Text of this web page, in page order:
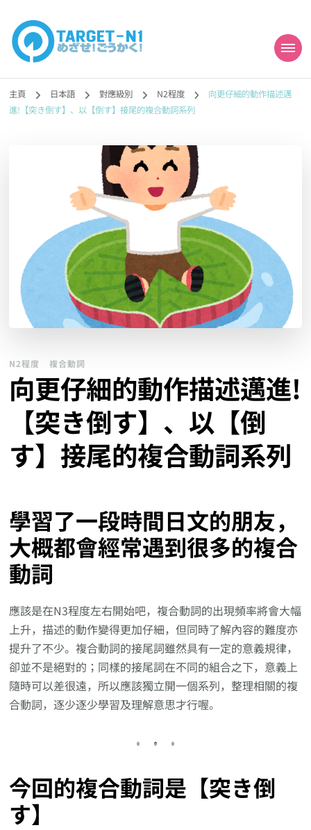
目標!!日本語能力試
N1合格
勉強コンテンツも追加予定!!】
主頁 日本語 對應級別 N2程度
向更仔細的動作描述邁
進!【突き倒す】、以【倒す】接尾的複合動詞系列
N2程度 複合動詞
向更仔細的動作描述邁進!
【突き倒す】、以【倒
す】接尾的複合動詞系列
學習了一段時間日文的朋友，
大概都會經常遇到很多的複合
動詞
應該是在N3程度左右開始吧，複合動詞的出現頻率將會大幅
上升，描述的動作變得更加仔細，但同時了解內容的難度亦
提升了不少。複合動詞的接尾詞雖然具有一定的意義規律，
卻並不是絕對的；同樣的接尾詞在不同的組合之下，意義上
隨時可以差很遠，所以應該獨立開一個系列，整理相關的複
合動詞，逐少逐少學習及理解意思才行喔。
今回的複合動詞是【突き倒
す】